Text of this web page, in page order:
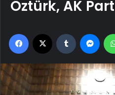
Öztürk, AK
Facebook Tumblr